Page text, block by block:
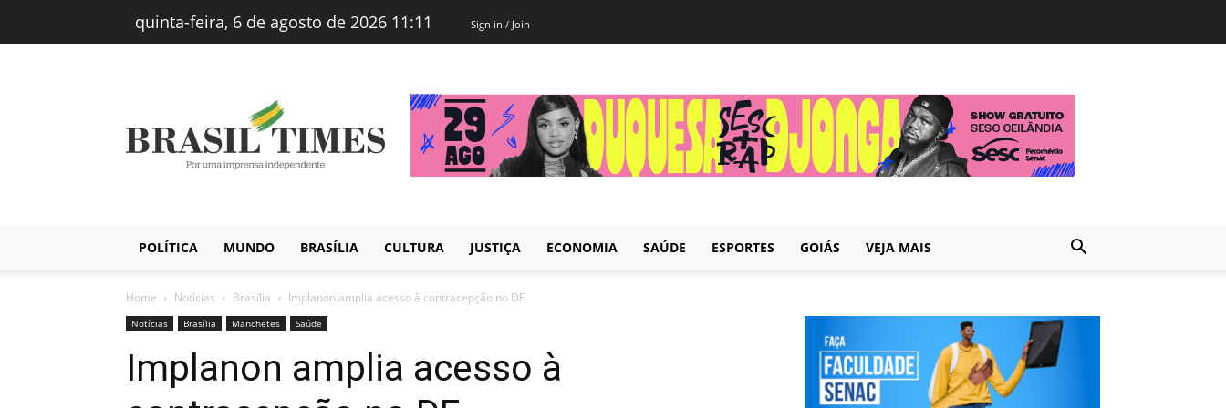
quinta-feira, 6 de agosto de 2026 11:11 Sign in / Join
Brasiltimes
–
Notícias
POLÍTICA MUNDO BRASÍLIA CULTURA JUSTIÇA ECONOMIA SAÚDE ESPORTES GOIÁS VEJA MAIS
Home Notícias Brasília Implanon amplia acesso à contracepção no DF
Notícias Brasília Manchetes Saúde
Implanon amplia acesso à